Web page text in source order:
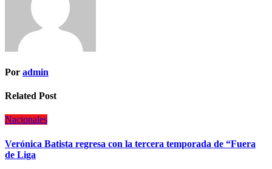
Por admin
Related Post
Nacionales
Verónica Batista regresa con la tercera temporada de “Fuera
de Liga